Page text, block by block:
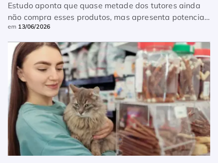
Estudo aponta que quase metade dos tutores ainda
não compra esses produtos, mas apresenta potencial
de conversão para a categoria
em 13/06/2026